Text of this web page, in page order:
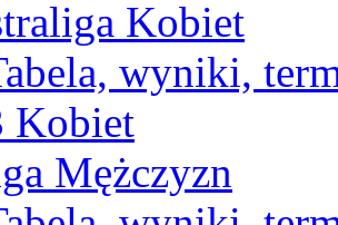
Kobiet
wyniki,
Kobiet
Mężczyzn